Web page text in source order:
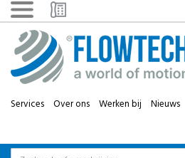
Services Over ons Werken bij Nieuws